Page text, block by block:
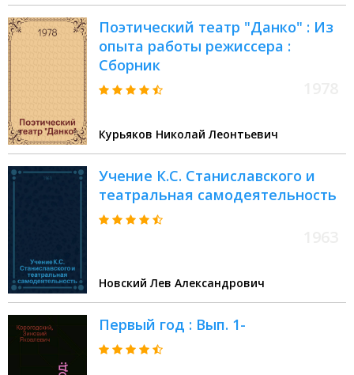
Поэтический театр "Данко" : Из
опыта работы режиссера :
Сборник
Курьяков Николай Леонтьевич
Учение К.С. Станиславского и
театральная самодеятельность
Новский Лев Александрович
Первый год : Вып. 1-